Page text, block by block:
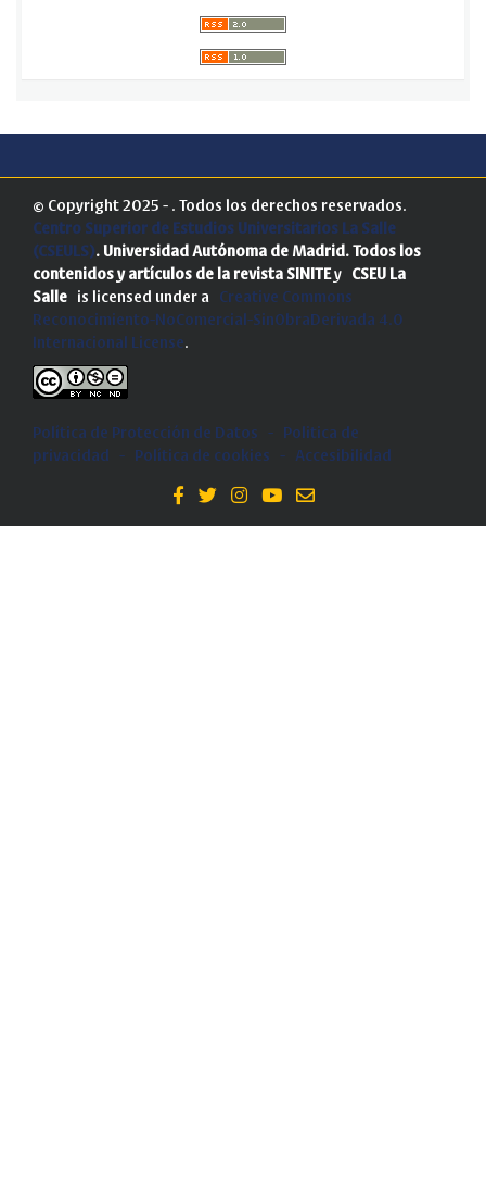
© Copyright 2025 - . Todos los derechos reservados.
Centro Superior de Estudios Universitarios La Salle
(CSEULS). Universidad Autónoma de Madrid. Todos los
contenidos y artículos de la revista SINITEy CSEU La
Salle is licensed under a Creative Commons
Reconocimiento-NoComercial-SinObraDerivada 4.0
Internacional License.
Política de Protección de Datos - Politica de
privacidad
- Política de cookies - Accesibilidad